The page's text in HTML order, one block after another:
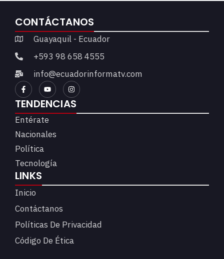
CONTÁCTANOS
Guayaquil - Ecuador
+593 98 658 4555
info@ecuadorinformatv.com
TENDENCIAS
Entérate
Nacionales
Política
Tecnología
LINKS
Inicio
Contáctanos
Políticas De Privacidad
Código De Ética